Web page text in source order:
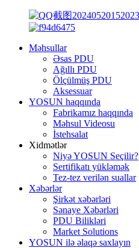
Məhsullar
Əsas PDU
Ağıllı PDU
Ölçülmüş PDU
Aksessuar
YOSUN haqqında
Fabrikamız haqqında
Məhsul Videosu
İstehsalat
Xidmətlər
Niyə YOSUN Seçilir?
Sertifikatı yükləmək
Tez-tez verilən suallar
Xəbərlər
Şirkət xəbərləri
Sənaye Xəbərləri
PDU Bilikləri
Market Solutions
YOSUN ilə əlaqə saxlayın